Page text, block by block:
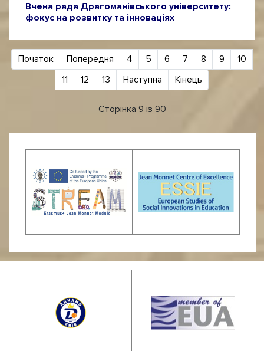
Вчена рада Драгоманівського університету:
фокус на розвитку та інноваціях
Початок Попередня 4 5 6 7 8 9
10
11
12 13 Наступна Кінець
Сторінка 9 із 90